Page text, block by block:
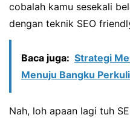
cobalah kamu sesekali
dengan teknik SEO
Baca juga: Strategi
Menuju Bangku
Nah, loh apaan lagi tuh